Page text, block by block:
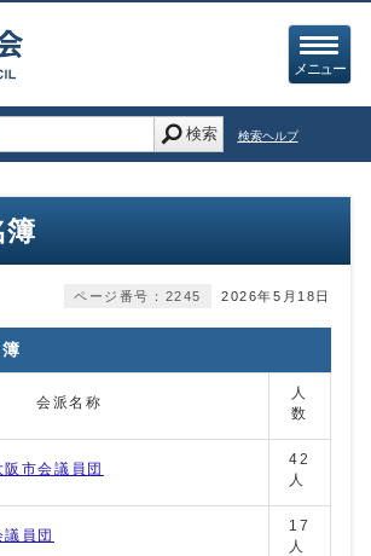
メニュー
検索 検索ヘルプ
簿
2026年5月18日
ページ番号：2245
会派名称
人
数
市会議員団
42
人
員団
17
人